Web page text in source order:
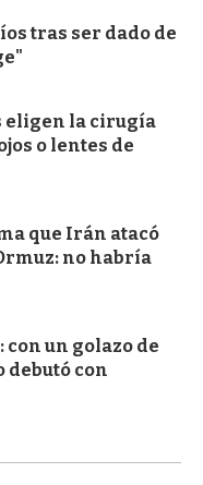
tras ser dado de
eligen la cirugía
o lentes de
que Irán atacó
no habría
con un golazo de
debutó con